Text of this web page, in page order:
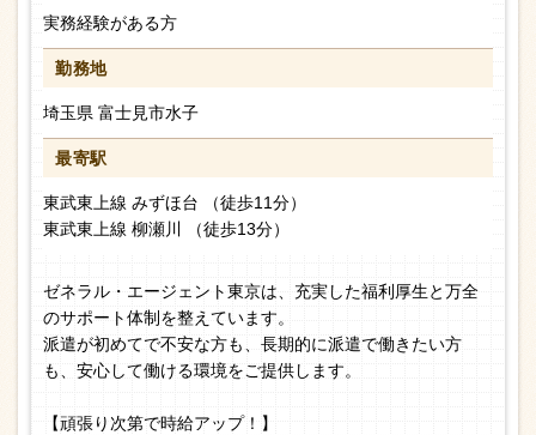
実務経験がある方
勤務地
埼玉県 富士見市水子
最寄駅
東武東上線 みずほ台 （徒歩11分）
東武東上線 柳瀬川 （徒歩13分）
ゼネラル・エージェント東京は、充実した福利厚生と万全
のサポート体制を整えています。
派遣が初めてで不安な方も、長期的に派遣で働きたい方
も、安心して働ける環境をご提供します。
【頑張り次第で時給アップ！】